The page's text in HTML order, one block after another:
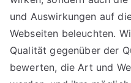
und Auswirkungen auf
Webseiten beleuchten.
Qualität gegenüber der
bewerten, die Art und